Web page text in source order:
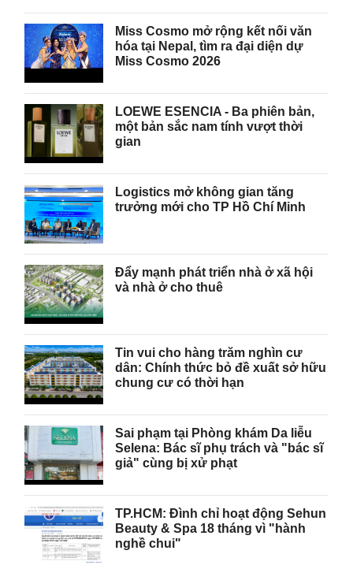
Miss Cosmo mở rộng kết nối văn
hóa tại Nepal, tìm ra đại diện dự
Miss Cosmo 2026
LOEWE ESENCIA - Ba phiên bản,
một bản sắc nam tính vượt thời
gian
Logistics mở không gian tăng
trưởng mới cho TP Hồ Chí Minh
Đẩy mạnh phát triển nhà ở xã hội
và nhà ở cho thuê
Tin vui cho hàng trăm nghìn cư
dân: Chính thức bỏ đề xuất sở hữu
chung cư có thời hạn
Sai phạm tại Phòng khám Da liễu
Selena: Bác sĩ phụ trách và "bác sĩ
giả" cùng bị xử phạt
TP.HCM: Đình chỉ hoạt động Sehun
Beauty & Spa 18 tháng vì "hành
nghề chui"